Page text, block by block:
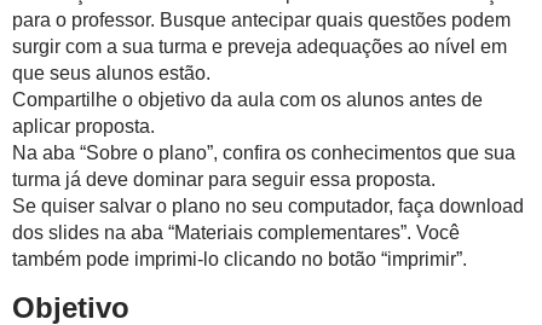
para o professor. Busque antecipar quais questões podem
surgir com a sua turma e preveja adequações ao nível em
que seus alunos estão.
Compartilhe o objetivo da aula com os alunos antes de
aplicar proposta.
Na aba “Sobre o plano”, confira os conhecimentos que sua
turma já deve dominar para seguir essa proposta.
Se quiser salvar o plano no seu computador, faça download
dos slides na aba “Materiais complementares”. Você
também pode imprimi-lo clicando no botão “imprimir”.
Objetivo